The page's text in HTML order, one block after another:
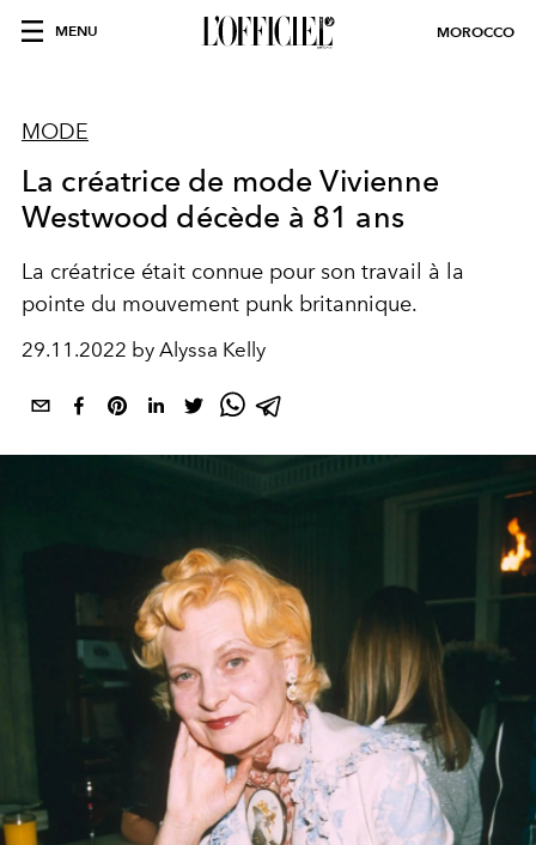
MENU MOROCCO
MODE
La créatrice de mode Vivienne
Westwood décède à 81 ans
La créatrice était connue pour son travail à la
pointe du mouvement punk britannique.
29.11.2022 by Alyssa Kelly